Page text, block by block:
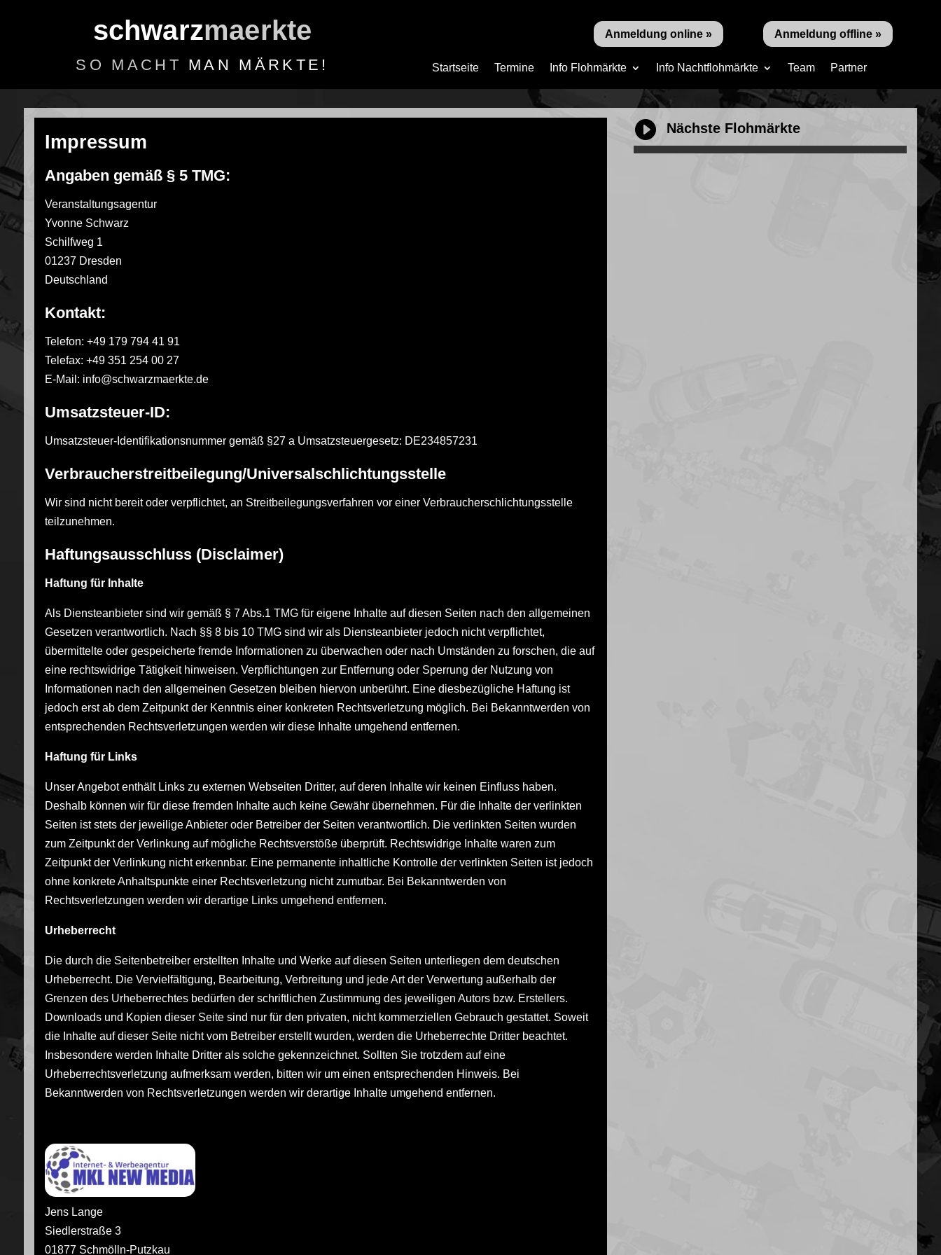
Anmeldung online » Anmeldung offline »
schwarzmaerkte
SO MACHT MAN MÄRKTE! Startseite Termine Info Flohmärkte Info Nachtflohmärkte Team Partner
Impressum
Angaben gemäß § 5 TMG:
Veranstaltungsagentur
Yvonne Schwarz
Schilfweg 1
01237 Dresden
Deutschland
Kontakt:
Telefon: +49 179 794 41 91
Telefax: +49 351 254 00 27
E-Mail: info@schwarzmaerkte.de
Umsatzsteuer-ID:
Umsatzsteuer-Identifikationsnummer gemäß §27 a Umsatzsteuergesetz: DE234857231
Verbraucher­streit­beilegung/Universal­schlichtungs­stelle
Wir sind nicht bereit oder verpflichtet, an Streitbeilegungsverfahren vor einer Verbraucherschlichtungsstelle
teilzunehmen.
Haftungsausschluss (Disclaimer)
Haftung für Inhalte
Als Diensteanbieter sind wir gemäß § 7 Abs.1 TMG für eigene Inhalte auf diesen Seiten nach den allgemeinen
Gesetzen verantwortlich. Nach §§ 8 bis 10 TMG sind wir als Diensteanbieter jedoch nicht verpflichtet,
übermittelte oder gespeicherte fremde Informationen zu überwachen oder nach Umständen zu forschen, die auf
eine rechtswidrige Tätigkeit hinweisen. Verpflichtungen zur Entfernung oder Sperrung der Nutzung von
Informationen nach den allgemeinen Gesetzen bleiben hiervon unberührt. Eine diesbezügliche Haftung ist
jedoch erst ab dem Zeitpunkt der Kenntnis einer konkreten Rechtsverletzung möglich. Bei Bekanntwerden von
entsprechenden Rechtsverletzungen werden wir diese Inhalte umgehend entfernen.
Haftung für Links
Unser Angebot enthält Links zu externen Webseiten Dritter, auf deren Inhalte wir keinen Einfluss haben.
Deshalb können wir für diese fremden Inhalte auch keine Gewähr übernehmen. Für die Inhalte der verlinkten
Seiten ist stets der jeweilige Anbieter oder Betreiber der Seiten verantwortlich. Die verlinkten Seiten wurden
zum Zeitpunkt der Verlinkung auf mögliche Rechtsverstöße überprüft. Rechtswidrige Inhalte waren zum
Zeitpunkt der Verlinkung nicht erkennbar. Eine permanente inhaltliche Kontrolle der verlinkten Seiten ist jedoch
ohne konkrete Anhaltspunkte einer Rechtsverletzung nicht zumutbar. Bei Bekanntwerden von
Rechtsverletzungen werden wir derartige Links umgehend entfernen.
Urheberrecht
Die durch die Seitenbetreiber erstellten Inhalte und Werke auf diesen Seiten unterliegen dem deutschen
Urheberrecht. Die Vervielfältigung, Bearbeitung, Verbreitung und jede Art der Verwertung außerhalb der
Grenzen des Urheberrechtes bedürfen der schriftlichen Zustimmung des jeweiligen Autors bzw. Erstellers.
Downloads und Kopien dieser Seite sind nur für den privaten, nicht kommerziellen Gebrauch gestattet. Soweit
die Inhalte auf dieser Seite nicht vom Betreiber erstellt wurden, werden die Urheberrechte Dritter beachtet.
Insbesondere werden Inhalte Dritter als solche gekennzeichnet. Sollten Sie trotzdem auf eine
Urheberrechtsverletzung aufmerksam werden, bitten wir um einen entsprechenden Hinweis. Bei
Bekanntwerden von Rechtsverletzungen werden wir derartige Inhalte umgehend entfernen.
Jens Lange
Siedlerstraße 3
01877 Schmölln-Putzkau
 Nächste Flohmärkte